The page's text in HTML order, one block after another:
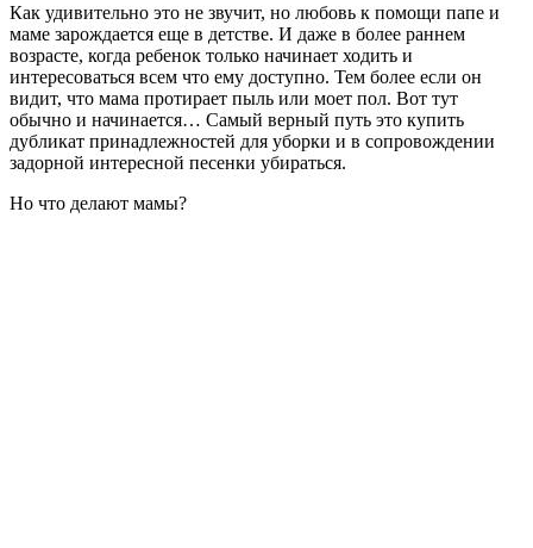
Как удивительно это не звучит, но любовь к помощи папе и
маме зарождается еще в детстве. И даже в более раннем
возрасте, когда ребенок только начинает ходить и
интересоваться всем что ему доступно. Тем более если он
видит, что мама протирает пыль или моет пол. Вот тут
обычно и начинается… Самый верный путь это купить
дубликат принадлежностей для уборки и в сопровождении
задорной интересной песенки убираться.
Но что делают мамы?